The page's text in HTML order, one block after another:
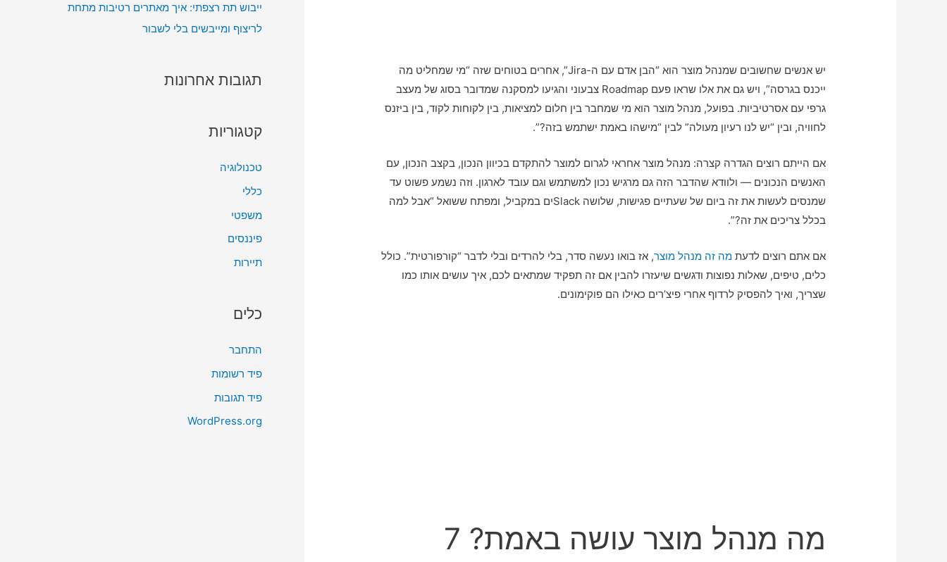
יש אנשים שחשובים שמנהל מוצר הוא “הבן אדם עם ה-Jira”, אחרים בטוחים שזה “מי שמחליט מה
ייכנס בגרסה”, ויש גם את אלו שראו פעם Roadmap צבעוני והגיעו למסקנה שמדובר בסוג של מעצב
גרפי עם אסרטיביות. בפועל, מנהל מוצר הוא מי שמחבר בין חלום למציאות, בין לקוחות לקוד, בין ביזנס
לחוויה, ובין “יש לנו רעיון מעולה” לבין “מישהו באמת ישתמש בזה?”.
אם הייתם רוצים הגדרה קצרה: מנהל מוצר אחראי לגרום למוצר להתקדם בכיוון הנכון, בקצב הנכון, עם
האנשים הנכונים — ולוודא שהדבר הזה גם מרגיש נכון למשתמש וגם עובד לארגון. וזה נשמע פשוט עד
שמנסים לעשות את זה ביום של שעתיים פגישות, שלושה Slackים במקביל, ומפתח ששואל “אבל למה
בכלל צריכים את זה?”.
אם אתם רוצים לדעתמה זה מנהל מוצר,אז בואו נעשה סדר, בלי להרדים ובלי לדבר “קורפורטית”. כולל
כלים, טיפים, שאלות נפוצות ודגשים שיעזרו להבין אם זה תפקיד שמתאים לכם, איך עושים אותו כמו
שצריך, ואיך להפסיק לרדוף אחרי פיצ’רים כאילו הם פוקימונים.
מה מנהל מוצר עושה באמת? 7
ייבוש תת רצפתי: איך מאתרים רטיבות מתחת
לריצוף ומייבשים בלי לשבור
תגובות אחרונות
קטגוריות
טכנולוגיה
כללי
משפטי
פיננסים
תיירות
כלים
התחבר
פיד רשומות
פיד תגובות
WordPress.org